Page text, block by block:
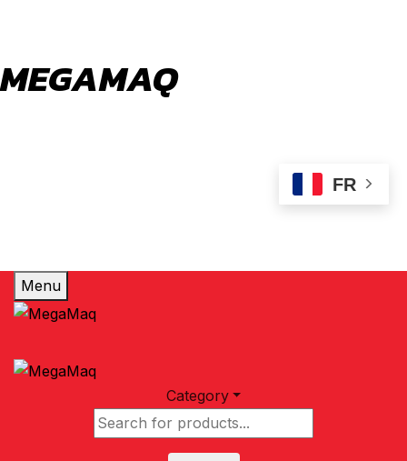
MEGAMAQ
Menu
Category
FR